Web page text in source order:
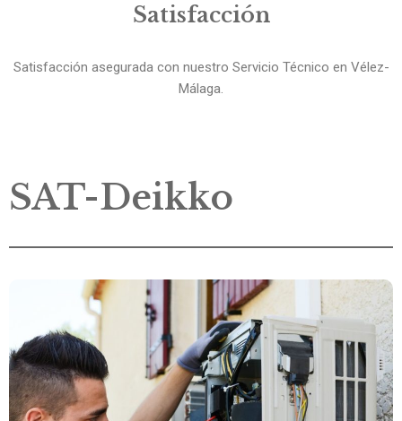
Satisfacción
Satisfacción asegurada con nuestro Servicio Técnico en Vélez-
Málaga.
SAT-Deikko